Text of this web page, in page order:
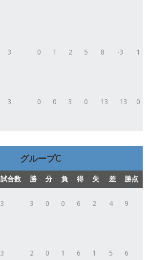
3 0 1 2 5 8 -3 1
3 0 0 3 0 13 -13 0
グループC
試合数 勝 分 負 得 失 差 勝点
3 3 0 0 6 2 4 9
3 2 0 1 6 1 5 6